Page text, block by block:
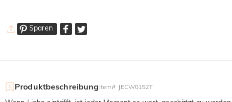
Sparen
Produktbeschreibung Item#: JECW0152T